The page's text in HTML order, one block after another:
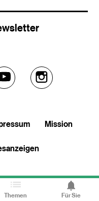
Externer Externer
Mission
Themen Für Sie